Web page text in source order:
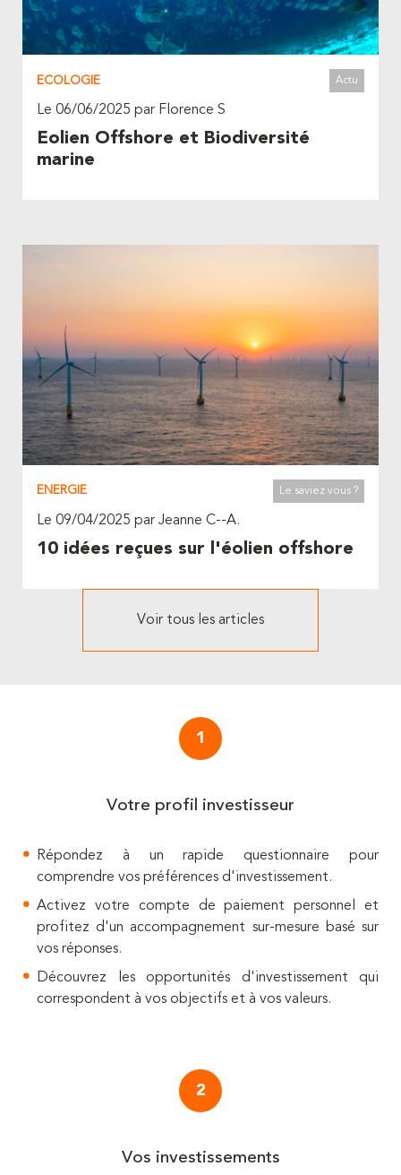
ECOLOGIE Actu
Le 06/06/2025 par Florence S
Eolien Offshore et Biodiversité
marine
ENERGIE Le saviez vous ?
Le 09/04/2025 par Jeanne C--A.
10 idées reçues sur l'éolien offshore
Voir tous les articles
1
Votre profil investisseur
Répondez à un rapide questionnaire pour
comprendre vos préférences d'investissement.
Activez votre compte de paiement personnel et
profitez d'un accompagnement sur-mesure basé sur
vos réponses.
Découvrez les opportunités d'investissement qui
correspondent à vos objectifs et à vos valeurs.
2
Vos investissements